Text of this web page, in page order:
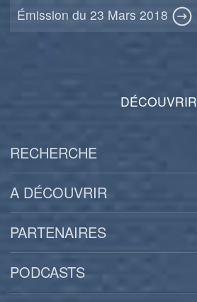
Émission du 23 Mars 2018
DÉCOUVRIR
RECHERCHE
A DÉCOUVRIR
PARTENAIRES
PODCASTS